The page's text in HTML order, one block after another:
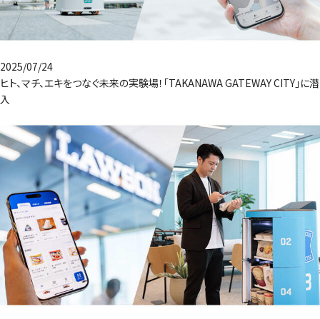
2025/07/24
ヒト、マチ、エキをつなぐ未来の実験場！「TAKANAWA GATEWAY CITY」に潜
入